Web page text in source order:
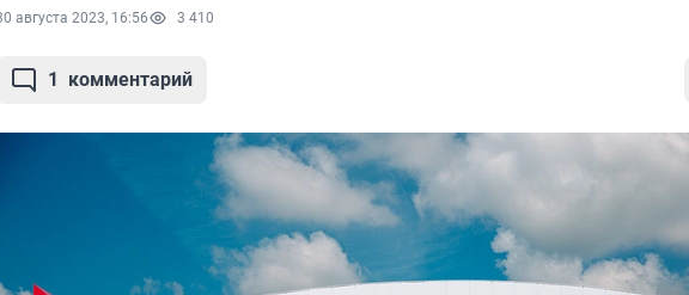
августа 2023, 16:56 3 410
1 комментарий